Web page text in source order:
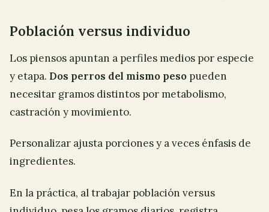
Población versus individuo
Los piensos apuntan a perfiles medios por especie
y etapa. Dos perros del mismo peso pueden
necesitar gramos distintos por metabolismo,
castración y movimiento.
Personalizar ajusta porciones y a veces énfasis de
ingredientes.
En la práctica, al trabajar población versus